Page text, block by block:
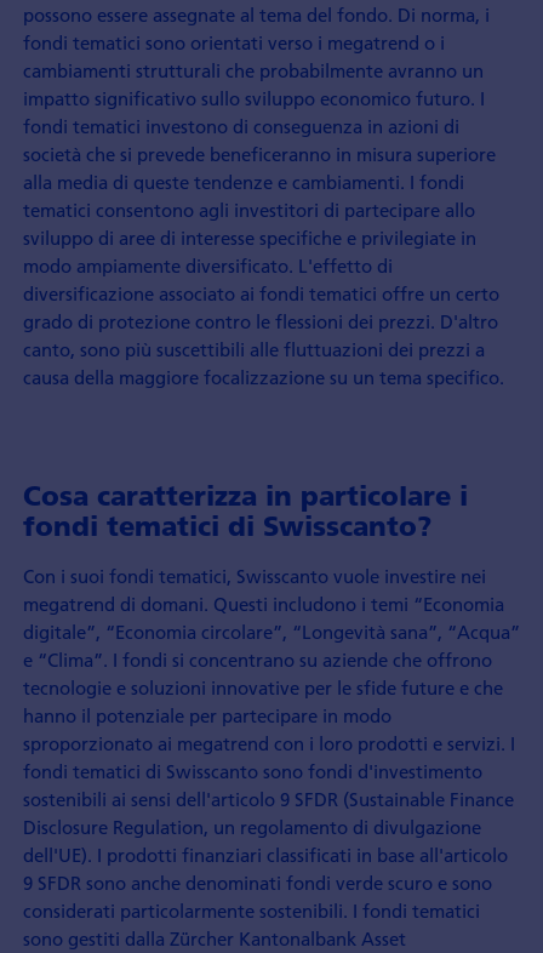
possono essere assegnate al tema del fondo. Di norma, i
fondi tematici sono orientati verso i megatrend o i
cambiamenti strutturali che probabilmente avranno un
impatto significativo sullo sviluppo economico futuro. I
fondi tematici investono di conseguenza in azioni di
società che si prevede beneficeranno in misura superiore
alla media di queste tendenze e cambiamenti. I fondi
tematici consentono agli investitori di partecipare allo
sviluppo di aree di interesse specifiche e privilegiate in
modo ampiamente diversificato. L'effetto di
diversificazione associato ai fondi tematici offre un certo
grado di protezione contro le flessioni dei prezzi. D'altro
canto, sono più suscettibili alle fluttuazioni dei prezzi a
causa della maggiore focalizzazione su un tema specifico.
Cosa caratterizza in particolare i
fondi tematici di Swisscanto?
Con i suoi fondi tematici, Swisscanto vuole investire nei
megatrend di domani. Questi includono i temi “Economia
digitale”, “Economia circolare”, “Longevità sana”, “Acqua”
e “Clima”. I fondi si concentrano su aziende che offrono
tecnologie e soluzioni innovative per le sfide future e che
hanno il potenziale per partecipare in modo
sproporzionato ai megatrend con i loro prodotti e servizi. I
fondi tematici di Swisscanto sono fondi d'investimento
sostenibili ai sensi dell'articolo 9 SFDR (Sustainable Finance
Disclosure Regulation, un regolamento di divulgazione
dell'UE). I prodotti finanziari classificati in base all'articolo
9 SFDR sono anche denominati fondi verde scuro e sono
considerati particolarmente sostenibili. I fondi tematici
sono gestiti dalla Zürcher Kantonalbank Asset